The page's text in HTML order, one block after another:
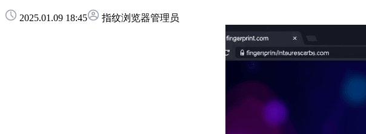
2025.01.09 18:45 指纹浏览器管理员